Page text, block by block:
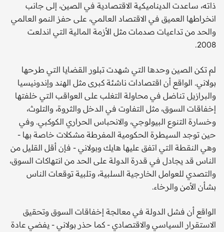
ذاته، ساعدت الديناميكية الاقتصادية في الصين، إلى جانب
انخراطها العميق في الاقتصاد العالمي، على حفز النمو العالمي
والحد من تداعيات صدمات مثل الأزمة المالية التي اندلعت
2008.
لم تكن الصين وحدها التي شهدت تبلور القضايا التي طرحها
بولاني. الواقع أن اقتصادات ناشئة كبرى مثل الهند وإندونيسيا
والبرازيل تناضل في محاولة التغلب على العواقب التي خلفتها
إخفاقات السوق، مثل التفاوت في الدخل والثروة، والتلوث،
وخسارة التنوع البيولوجي، والانحباس الحراري الكوكبي. وفي
حين توجد السيطرة الحكومية المفرطة مشكلات خاصة بها -
وهي النقطة التي اتفق عليها هايك وبولاني - فإن أقل القليل من
الناس قد يجادل في قدرة الدولة على الحد من انتهاكات السوق،
والتصدي للعوامل الخارجية السلبية، وتلبية توقعات الناس
بشأن الأمن والرخاء.
الواقع أن فشل الدولة في معالجة إخفاقات السوق وتحقيق
الاستقرار السياسي والاقتصادي - كما حذر بولاني - يفضي عادة